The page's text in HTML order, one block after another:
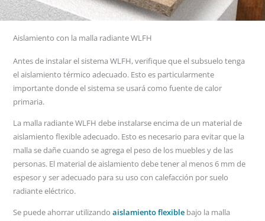
Aislamiento con la malla radiante WLFH
Antes de instalar el sistema WLFH, verifique que el subsuelo tenga
el aislamiento térmico adecuado. Esto es particularmente
importante donde el sistema se usará como fuente de calor
primaria.
La malla radiante WLFH debe instalarse encima de un material de
aislamiento flexible adecuado. Esto es necesario para evitar que la
malla se dañe cuando se agrega el peso de los muebles y de las
personas. El material de aislamiento debe tener al menos 6 mm de
espesor y ser adecuado para su uso con calefacción por suelo
radiante eléctrico.
Se puede ahorrar utilizandoaislamiento flexible bajo la malla